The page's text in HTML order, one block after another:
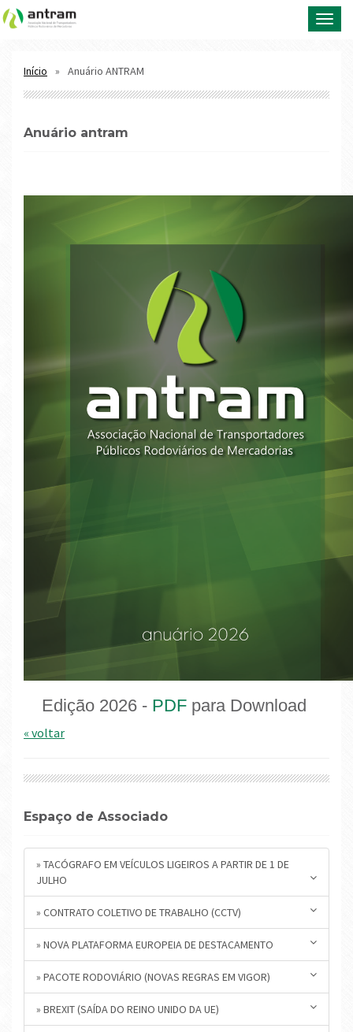
Início Anuário ANTRAM
anuário antram
Edição 2026 - PDF para Download
« voltar
Espaço de Associado
» TACÓGRAFO EM VEÍCULOS LIGEIROS A PARTIR DE 1 DE
JULHO
» CONTRATO COLETIVO DE TRABALHO (CCTV)
» NOVA PLATAFORMA EUROPEIA DE DESTACAMENTO
» PACOTE RODOVIÁRIO (NOVAS REGRAS EM VIGOR)
» BREXIT (SAÍDA DO REINO UNIDO DA UE)